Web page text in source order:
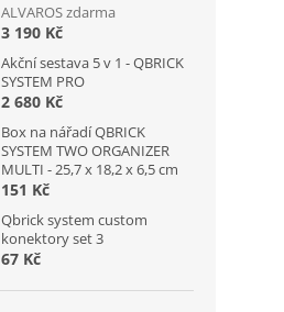
ALVAROS zdarma
3 190 Kč
Akční sestava 5 v 1 - QBRICK
SYSTEM PRO
2 680 Kč
Box na nářadí QBRICK
SYSTEM TWO ORGANIZER
MULTI - 25,7 x 18,2 x 6,5 cm
151 Kč
Qbrick system custom
konektory set 3
67 Kč